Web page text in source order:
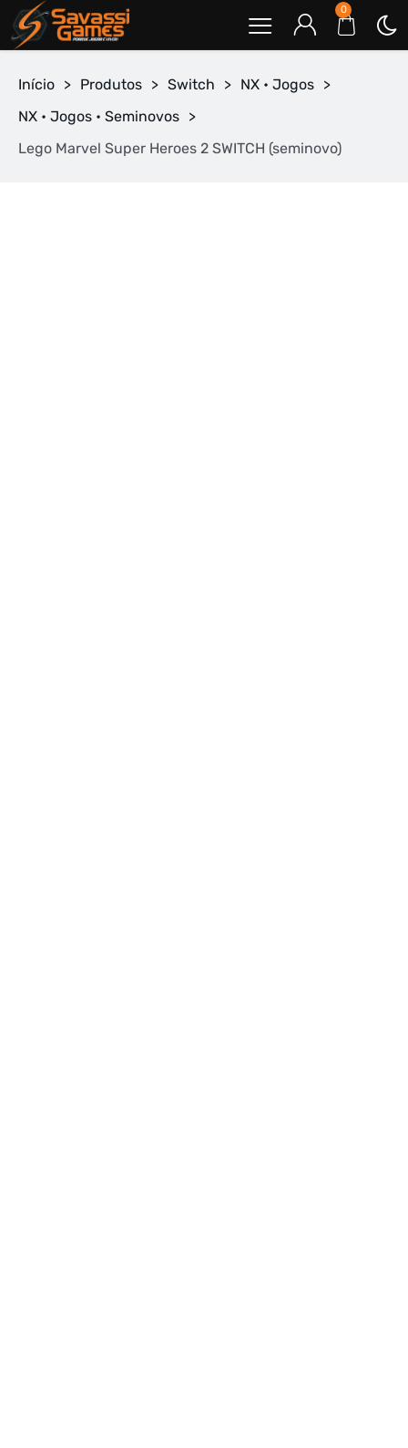
0
Início > Produtos > Switch > NX • Jogos >
NX • Jogos • Seminovos >
Lego Marvel Super Heroes 2 SWITCH (seminovo)